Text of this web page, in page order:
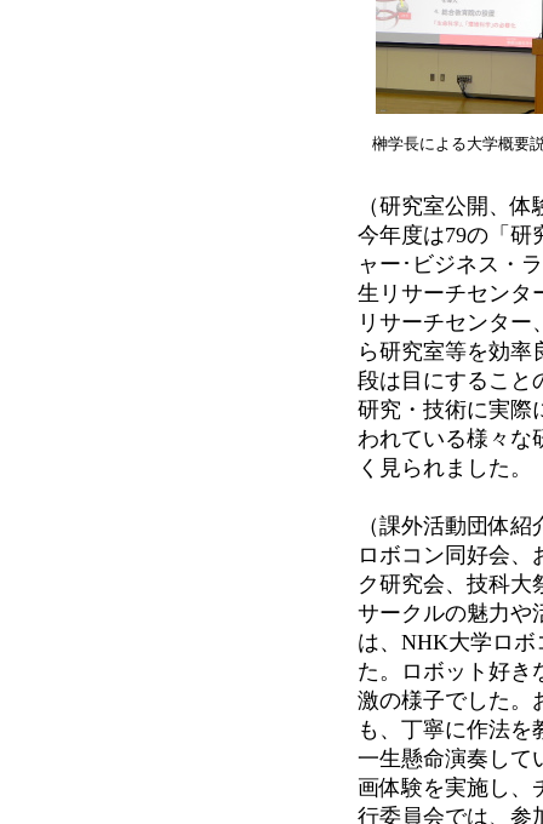
榊学長による大学概要
（研究室公開、
今年度は79の「研
ャー･ビジネス・
生リサーチセンタ
リサーチセンタ
ら研究室等を効率
段は目にすること
研究・技術に実際
われている様々な
く見られました。
（課外活動団体紹
ロボコン同好会、
ク研究会、技科大
サークルの魅力や
は、NHK大学ロ
た。ロボット好き
激の様子でした。
も、丁寧に作法を
一生懸命演奏して
画体験を実施し、
行委員会では、参